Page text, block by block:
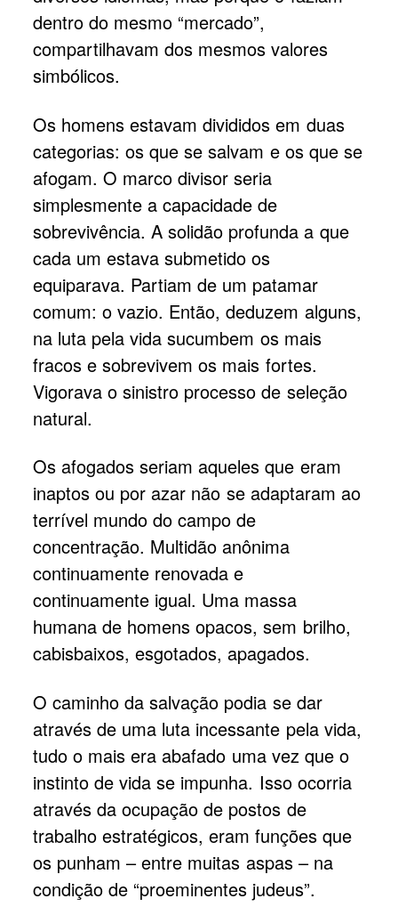
dentro do mesmo “mercado”,
compartilhavam dos mesmos valores
simbólicos.
Os homens estavam divididos em duas
categorias: os que se salvam e os que se
afogam. O marco divisor seria
simplesmente a capacidade de
sobrevivência. A solidão profunda a que
cada um estava submetido os
equiparava. Partiam de um patamar
comum: o vazio. Então, deduzem alguns,
na luta pela vida sucumbem os mais
fracos e sobrevivem os mais fortes.
Vigorava o sinistro processo de seleção
natural.
Os afogados seriam aqueles que eram
inaptos ou por azar não se adaptaram ao
terrível mundo do campo de
concentração. Multidão anônima
continuamente renovada e
continuamente igual. Uma massa
humana de homens opacos, sem brilho,
cabisbaixos, esgotados, apagados.
O caminho da salvação podia se dar
através de uma luta incessante pela vida,
tudo o mais era abafado uma vez que o
instinto de vida se impunha. Isso ocorria
através da ocupação de postos de
trabalho estratégicos, eram funções que
os punham – entre muitas aspas – na
condição de “proeminentes judeus”.